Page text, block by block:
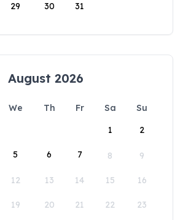
29 30 31
August 2026
We Th Fr Sa
Su
1
2
5 6 7 8 9
12 13 14 15 16
19 20 21 22 23